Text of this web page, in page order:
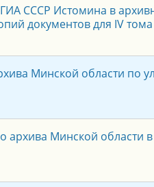
СССР Истомина в
документов для IV
Минской области по
архива Минской области